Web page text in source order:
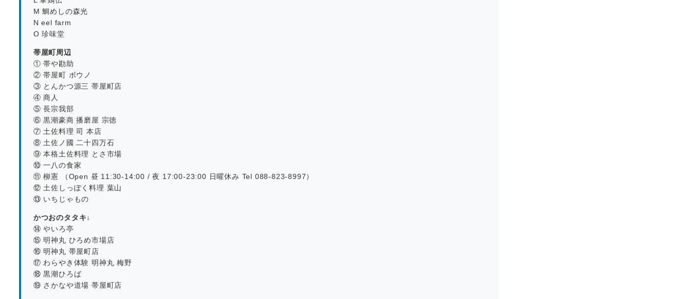
M 鯛めしの森光
N eel farm
O 珍味堂
帯屋町周辺
① 帯や勘助
② 帯屋町 ボウノ
③ とんかつ源三 帯屋町店
④ 商人
⑤ 長宗我部
⑥ 黒潮豪商 播磨屋 宗徳
⑦ 土佐料理 司 本店
⑧ 土佐ノ國 二十四万石
⑨ 本格土佐料理 とさ市場
⑩ 一八の食家
⑪ 柳憲 （Open 昼 11:30-14:00 / 夜 17:00-23:00 日曜休み Tel 088-823-8997）
⑫ 土佐しっぽく料理 葉山
⑬ いちじゃもの
かつおのタタキ↓
⑭ やいろ亭
⑮ 明神丸 ひろめ市場店
⑯ 明神丸 帯屋町店
⑰ わらやき体験 明神丸 梅野
⑱ 黒潮ひろば
⑲ さかなや道場 帯屋町店